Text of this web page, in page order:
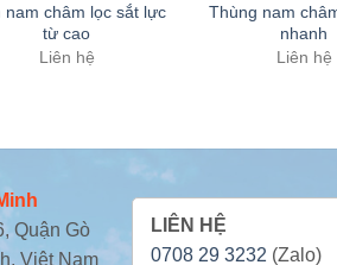
nam châm lọc sắt lực
từ cao
Liên hệ
Thùng nam
nhanh
Liên hệ
Quận Gò
Việt Nam
LIÊN HỆ
0708 29 3232 (Zalo)